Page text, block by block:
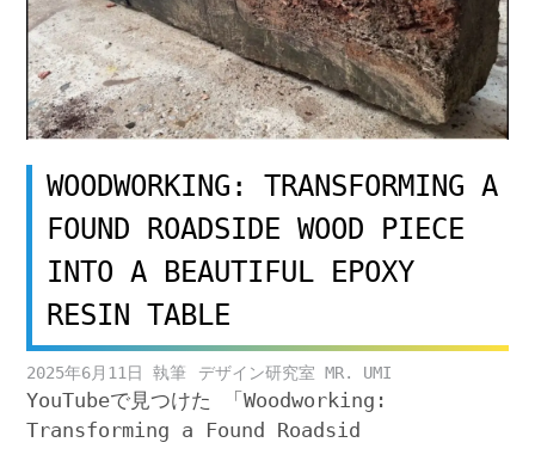
WOODWORKING: TRANSFORMING A
FOUND ROADSIDE WOOD PIECE
INTO A BEAUTIFUL EPOXY
RESIN TABLE
2025年6月11日 デザイン研究室 MR. UMI
YouTubeで見つけた 「Woodworking:
Transforming a Found Roadsid